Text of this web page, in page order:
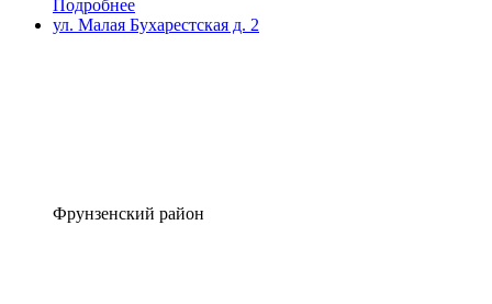
Подробнее
ул. Малая Бухарестская д. 2
Фрунзенский район